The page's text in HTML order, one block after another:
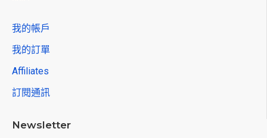
我的帳戶
我的訂單
Affiliates
訂閱通訊
Newsletter